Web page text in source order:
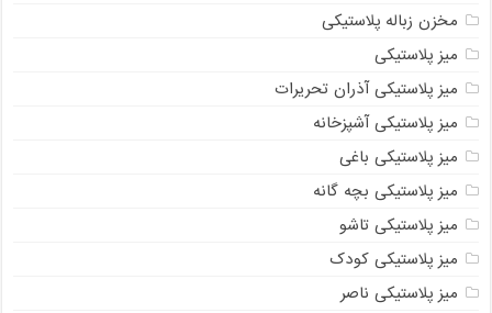
مخزن زباله پلاستیکی
میز پلاستیکی
میز پلاستیکی آذران تحریرات
میز پلاستیکی آشپزخانه
میز پلاستیکی باغی
میز پلاستیکی بچه گانه
میز پلاستیکی تاشو
میز پلاستیکی کودک
میز پلاستیکی ناصر